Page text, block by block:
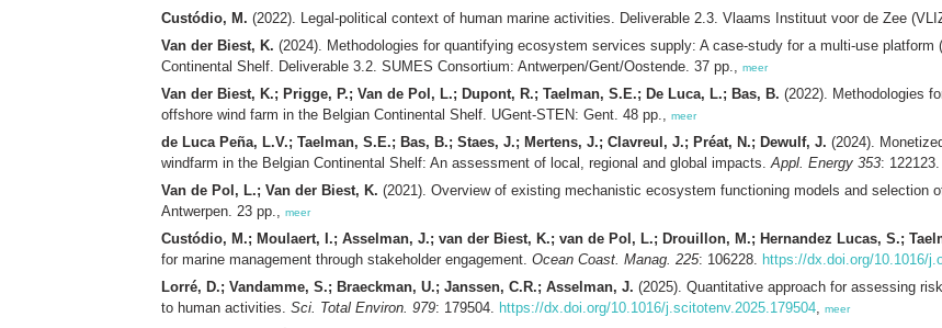
Custódio, M. (2022). Legal-political context of human marine activities. Deliverable 2.3. Vlaams Instituut voor de Zee
Van der Biest, K. (2024). Methodologies for quantifying ecosystem services supply: A case-study for a multi-use
Continental Shelf. Deliverable 3.2. SUMES Consortium: Antwerpen/Gent/Oostende. 37 pp.,
meer
Van der Biest, K.; Prigge, P.; Van de Pol, L.; Dupont, R.; Taelman, S.E.; De Luca, L.; Bas, B. (2022). Methodologies
offshore wind farm in the Belgian Continental Shelf. UGent-STEN: Gent. 48 pp.,
meer
de Luca Peña, L.V.; Taelman, S.E.; Bas, B.; Staes, J.; Mertens, J.; Clavreul, J.; Préat, N.; Dewulf, J. (2024).
windfarm in the Belgian Continental Shelf: An assessment of local, regional and global impacts. Appl. Energy 353: 122123.
Van de Pol, L.; Van der Biest, K. (2021). Overview of existing mechanistic ecosystem functioning models and selection
Antwerpen. 23 pp.,
meer
Custódio, M.; Moulaert, I.; Asselman, J.; van der Biest, K.; van de Pol, L.; Drouillon, M.; Hernandez Lucas, S.;
for marine management through stakeholder engagement. Ocean Coast. Manag. 225: 106228. https://dx.doi.org/10.1016/
Lorré, D.; Vandamme, S.; Braeckman, U.; Janssen, C.R.; Asselman, J. (2025). Quantitative approach for assessing
to human activities. Sci. Total Environ. 979: 179504. https://dx.doi.org/10.1016/j.scitotenv.2025.179504 meer